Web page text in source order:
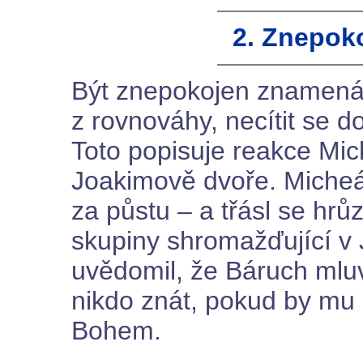
2.
Být znepokojen
z rovnováhy, necítit se
Toto popisuje reakce
Joakimově dvoře.
za půstu – a třásl se
skupiny shromažďující v
uvědomil, že Báruch
nikdo znát, pokud by
Bohem.